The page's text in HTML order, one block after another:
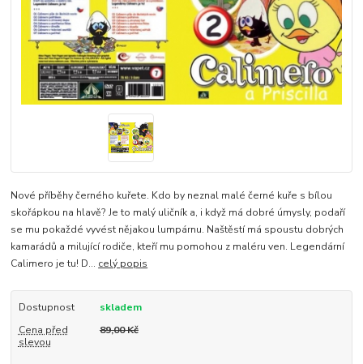
Nové příběhy černého kuřete. Kdo by neznal malé černé kuře s bílou
skořápkou na hlavě? Je to malý uličník a, i když má dobré úmysly, podaří
se mu pokaždé vyvést nějakou lumpárnu. Naštěstí má spoustu dobrých
kamarádů a milující rodiče, kteří mu pomohou z maléru ven. Legendární
Calimero je tu! D... celý popis
Dostupnost
skladem
Cena před
slevou
89,00 Kč